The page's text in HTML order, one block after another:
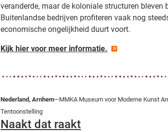
veranderde, maar de koloniale structuren bleven
Buitenlandse bedrijven profiteren vaak nog
economische ongelijkheid duurt voort.
Kijk hier voor meer informatie.
Nederland, Arnhem—MMKA Museum voor Moderne Kunst
Tentoonstelling
Naakt dat raakt